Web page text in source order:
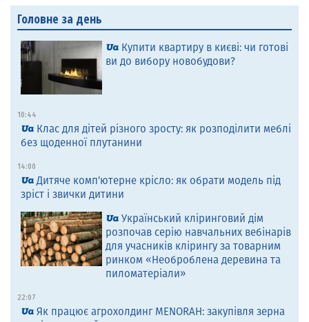
Головне за день
Купити квартиру в києві: чи готові
ви до вибору новобудови?
10:44
Клас для дітей різного зросту: як розподілити меблі
без щоденної плутанини
14:00
Дитяче комп’ютерне крісло: як обрати модель під
зріст і звички дитини
Український кліринговий дім
розпочав серію навчальних вебінарів
для учасників клірингу за товарним
ринком «Необроблена деревина та
пиломатеріали»
22:07
Як працює агрохолдинг MENORAH: закупівля зерна